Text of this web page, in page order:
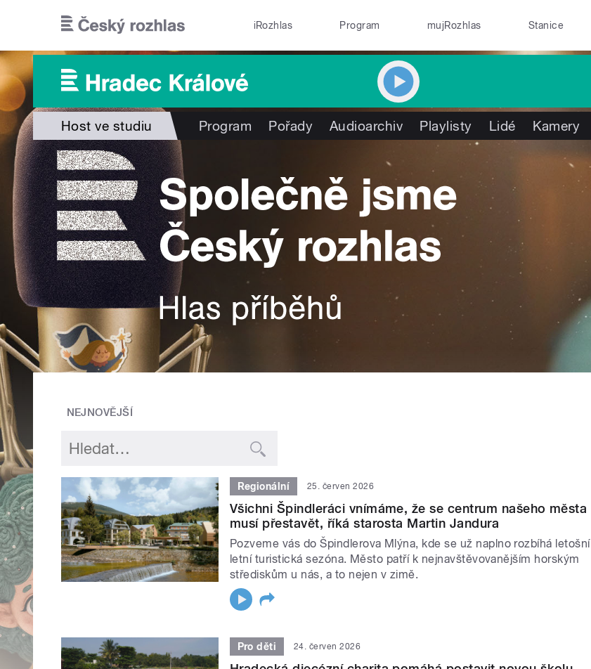
iRozhlas Program mujRozhlas Stanice
Host ve studiu Program Pořady Audioarchiv Playlisty Lidé Kamery
NEJNOVĚJŠÍ
Regionální 25. červen 2026
Všichni Špindleráci vnímáme, že se centrum našeho města
musí přestavět, říká starosta Martin Jandura
Pozveme vás do Špindlerova Mlýna, kde se už naplno rozbíhá letošní
letní turistická sezóna. Město patří k nejnavštěvovanějším horským
střediskům u nás, a to nejen v zimě.
Pro děti 24. červen 2026